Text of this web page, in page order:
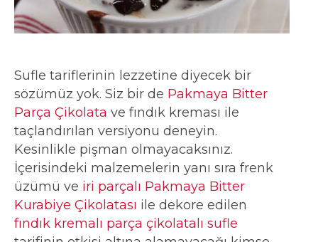
Sufle tariflerinin lezzetine diyecek bir
sözümüz yok. Siz bir de Pakmaya Bitter
Parça Çikolata ve fındık kreması ile
taçlandırılan versiyonu deneyin.
Kesinlikle pişman olmayacaksınız.
İçerisindeki malzemelerin yanı sıra frenk
üzümü ve iri parçalı Pakmaya Bitter
Kurabiye Çikolatası ile dekore edilen
fındık kremalı parça çikolatalı sufle